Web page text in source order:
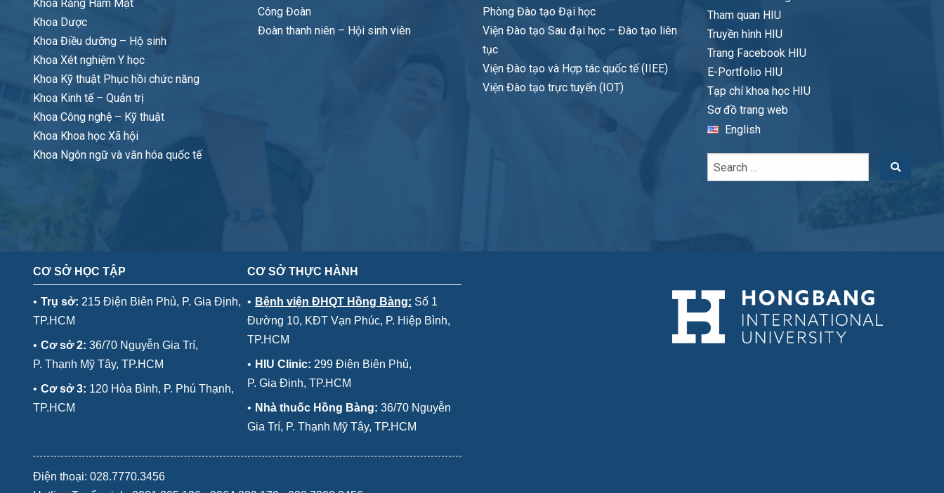
Khoa Răng Hàm Mặt
Khoa Dược
Khoa Điều dưỡng – Hộ sinh
Khoa Xét nghiệm Y học
Khoa Kỹ thuật Phục hồi chức năng
Khoa Kinh tế – Quản trị
Khoa Công nghệ – Kỹ thuật
Khoa Khoa học Xã hội
Khoa Ngôn ngữ và văn hóa quốc tế
Công Đoàn
Đoàn thanh niên – Hội sinh viên
Phòng Đào tạo Đại học
Viện Đào tạo Sau đại học – Đào tạo liên
tục
Viện Đào tạo và Hợp tác quốc tế (IIEE)
Viện Đào tạo trực tuyến (IOT)
Tham quan HIU
Truyền hình HIU
Trang Facebook HIU
E-Portfolio HIU
Tạp chí khoa học HIU
Sơ đồ trang web
English
CƠ SỞ HỌC TẬP
• Trụ sở: 215 Điện Biên Phủ, P. Gia Định,
TP.HCM
• Cơ sở 2: 36/70 Nguyễn Gia Trí,
P. Thạnh Mỹ Tây, TP.HCM
• Cơ sở 3: 120 Hòa Bình, P. Phú Thạnh,
TP.HCM
CƠ SỞ THỰC HÀNH
• Bệnh viện ĐHQT Hồng Bàng: Số 1
Đường 10, KĐT Vạn Phúc, P. Hiệp Bình,
TP.HCM
• HIU Clinic: 299 Điện Biên Phủ,
P. Gia Định, TP.HCM
• Nhà thuốc Hồng Bàng: 36/70 Nguyễn
Gia Trí, P. Thạnh Mỹ Tây, TP.HCM
Điện thoại: 028.7770.3456